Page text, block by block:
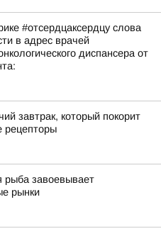
#отсердцаксердцу слова
в адрес врачей
диспансера от
завтрак, который покорит
рецепторы
рыба завоевывает
рынки